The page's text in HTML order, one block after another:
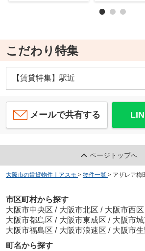
こだわり特集
【賃貸特集】駅近
メールで共有する
ページトップへ
大阪市の賃貸物件｜アスモ > 物件一覧 > アザレア梅
市区町村から探す
大阪市中央区 / 大阪市北区 / 大阪市西区
大阪市都島区 / 大阪市東成区 / 大阪市
大阪市福島区 / 大阪市浪速区 / 大阪市
町名から探す